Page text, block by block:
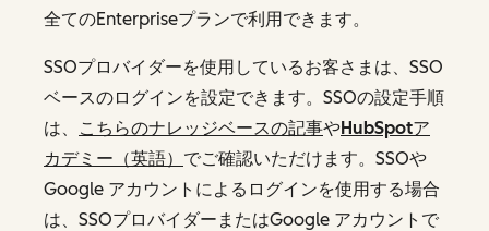
全てのEnterpriseプランで利用できます。
SSOプロバイダーを使用しているお客さまは、SSO
ベースのログインを設定できます。SSOの設定手順
は、
こちらのナレッジベースの記事やHubSpotア
カデミー（英語） でご確認いただけます。SSOや
Google アカウントによるログインを使用する場合
は、SSOプロバイダーまたはGoogle アカウントで